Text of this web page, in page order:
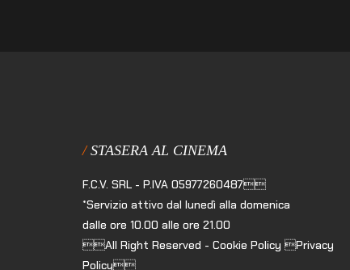
STASERA AL CINEMA
F.C.V. SRL - P.IVA 05977260487
*Servizio attivo dal lunedì alla domenica
dalle ore 10.00 alle ore 21.00
All Right Reserved - Cookie Policy Privacy
Policy